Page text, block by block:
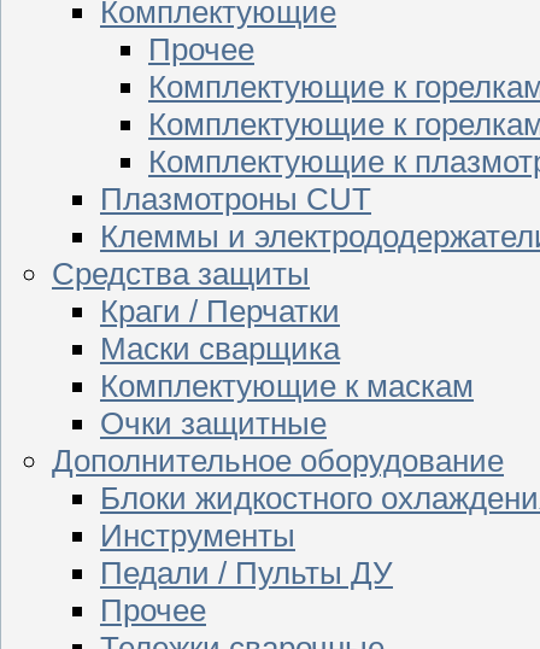
Комплектующие
Прочее
Комплектующие к
Комплектующие к
Комплектующие к
Плазмотроны CUT
Клеммы и
Средства защиты
Краги / Перчатки
Маски сварщика
Комплектующие к маскам
Очки защитные
Дополнительное оборудование
Блоки жидкостного
Инструменты
Педали / Пульты ДУ
Прочее